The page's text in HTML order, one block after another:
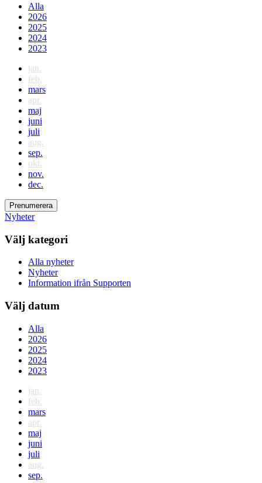
Alla
2026
2025
2024
2023
jan.
feb.
mars
apr.
maj
juni
juli
aug.
sep.
okt.
nov.
dec.
Prenumerera
Nyheter
Välj kategori
Alla nyheter
Nyheter
Information ifrån Supporten
Välj datum
Alla
2026
2025
2024
2023
jan.
feb.
mars
apr.
maj
juni
juli
aug.
sep.